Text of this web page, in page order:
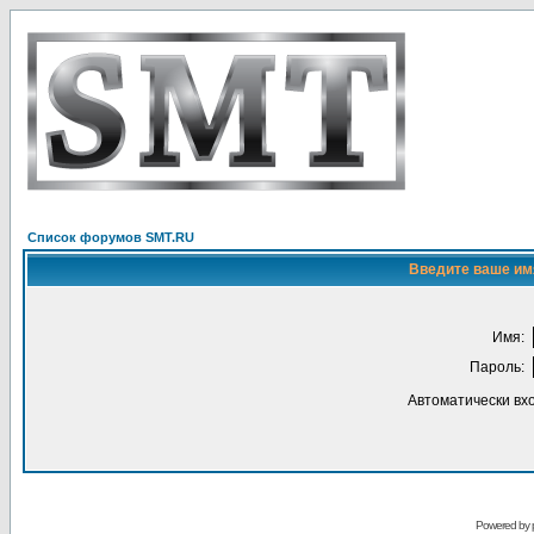
Список форумов SMT.RU
Введите ваше
Имя:
Пароль:
Автоматически
Powered by